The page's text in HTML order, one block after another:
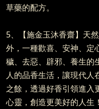
草藥的配方。
5、【施金玉沐香齋】天
外，一種歡喜、安神、定
穢、去惡、辟邪、養生的
人的品香生活，讓現代人
之餘，透過好香引領進入
心靈，創造更美好的人生！